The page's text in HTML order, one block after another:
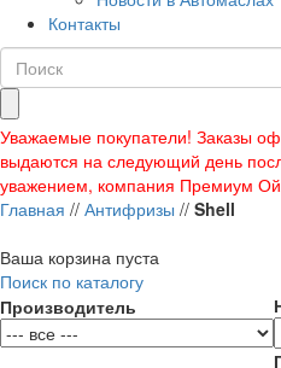
Контакты
Уважаемые покупатели! Заказы
выдаются на следующий день
уважением, компания Премиум
Главная // Антифризы // Shell
Ваша корзина пуста
Поиск по каталогу
Производитель